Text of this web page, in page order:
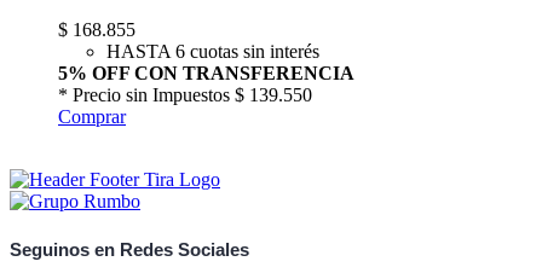
$ 168.855
HASTA 6 cuotas sin interés
5% OFF CON TRANSFERENCIA
* Precio sin Impuestos $ 139.550
Comprar
Seguinos en Redes Sociales